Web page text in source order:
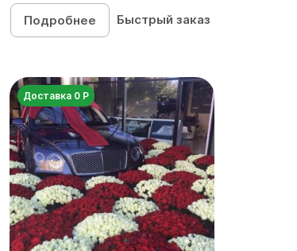
Подробнее Быстрый заказ
Доставка 0 Р